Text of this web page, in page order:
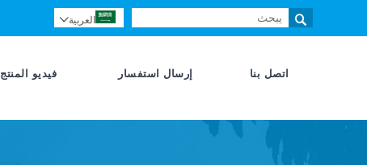
 العربية
فيديو المنتج إرسال استفسار اتصل بنا